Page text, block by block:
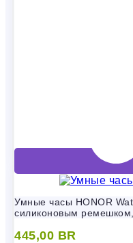
Умные часы HONOR
силиконовым ремешком,
445,00 BR